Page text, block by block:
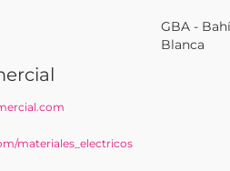
materiales_electricos
GBA -
Blanca